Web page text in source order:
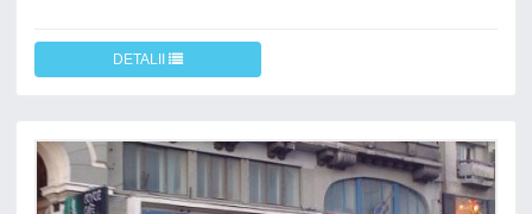
DETALII